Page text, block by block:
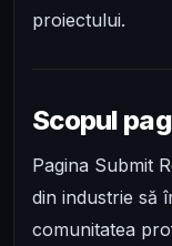
proiectului.
Scopul
Pagina Submit
din industrie să
comunitatea